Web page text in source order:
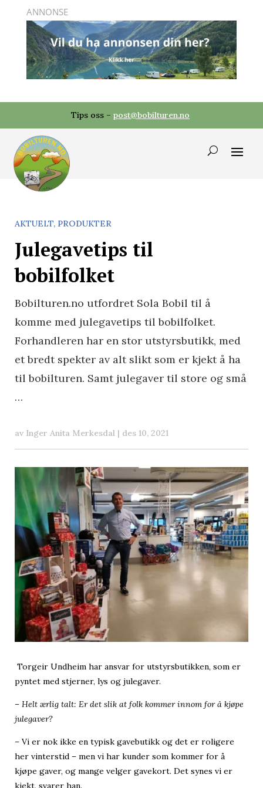
Tips oss – post@bobilturen.no
AKTUELT, PRODUKTER
Julegavetips til
bobilfolket
Bobilturen.no utfordret Sola Bobil til å
komme med julegavetips til bobilfolket.
Forhandleren har en stor utstyrsbutikk, med
et bredt spekter av alt slikt som er kjekt å ha
til bobilturen. Samt julegaver til store og små
…
av Inger Anita Merkesdal | des 10, 2021
Torgeir Undheim har ansvar for utstyrsbutikken, som er
pyntet med stjerner, lys og julegaver.
– Helt ærlig talt: Er det slik at folk kommer innom for å kjøpe
julegaver?
– Vi er nok ikke en typisk gavebutikk og det er roligere
her vinterstid – men vi har kunder som kommer for å
kjøpe gaver, og mange velger gavekort. Det synes vi er
kjekt, svarer han.